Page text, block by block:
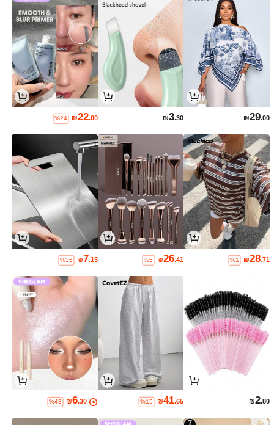
₪29.00
₪3.30
₪22.00
%24
₪28.71
%1
₪26.41
%5
₪7.15
%35
₪2.80
₪41.65
%15
₪6.30
%43